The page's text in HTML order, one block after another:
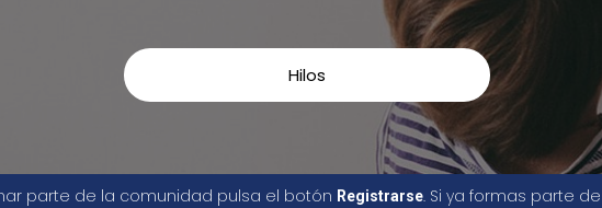
Hilos
parte de la comunidad pulsa el botón Registrarse. Si ya formas parte